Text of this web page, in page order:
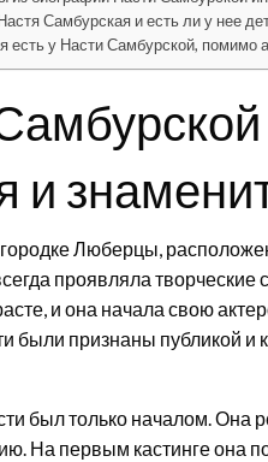
Самбурская и есть ли у нее
есть у Насти Самбурской, помимо
и
Люберцы,
проявляла
и она начала свою
были признаны публикой и
был только началом. Она
На первым кастинге она